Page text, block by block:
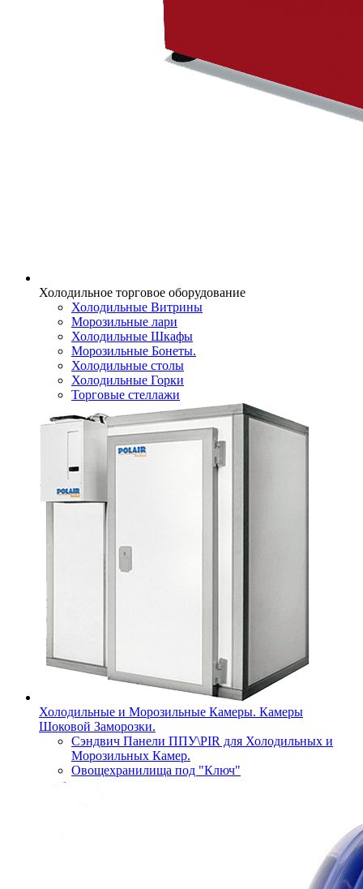
Холодильное торговое оборудование
Холодильные Витрины
Морозильные лари
Холодильные Шкафы
Морозильные Бонеты.
Холодильные столы
Холодильные Горки
Торговые стеллажи
Холодильные и Морозильные Камеры. Камеры
Шоковой Заморозки.
Сэндвич Панели ППУ\PIR для Холодильных и
Морозильных Камер.
Овощехранилища под "Ключ"